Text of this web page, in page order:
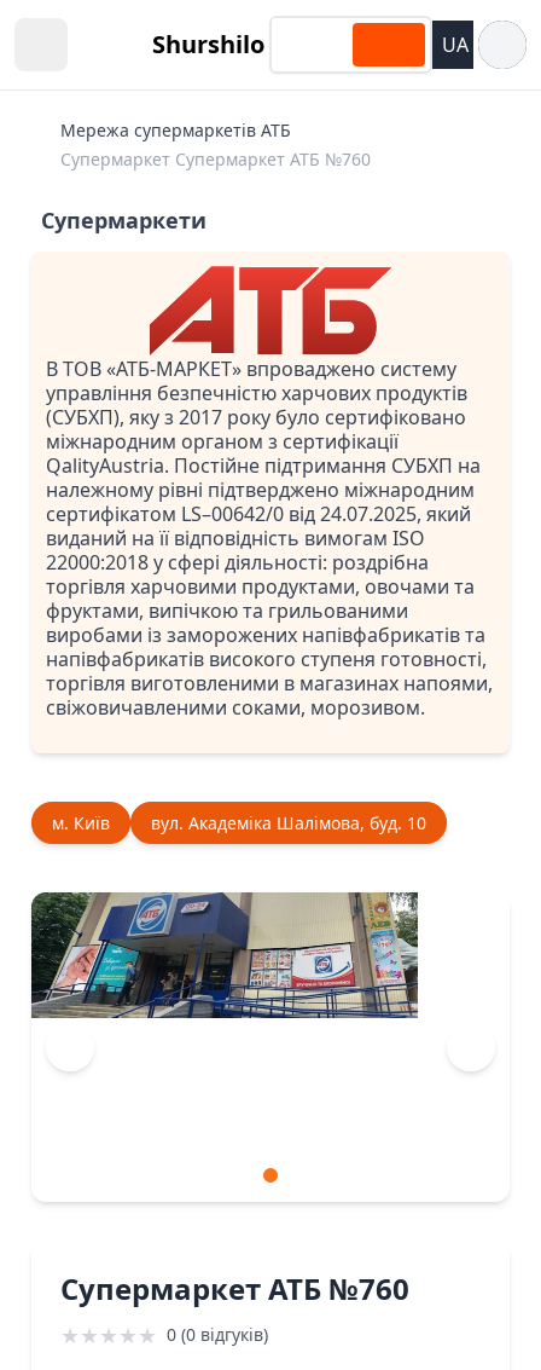
Shurshilo UA
Мережа супермаркетів АТБ
Супермаркет Супермаркет АТБ №760
Супермаркети
В ТОВ «АТБ-МАРКЕТ» впроваджено систему
управління безпечністю харчових продуктів
(СУБХП), яку з 2017 року було сертифіковано
міжнародним органом з сертифікації
QalityAustria. Постійне підтримання СУБХП на
належному рівні підтверджено міжнародним
сертифікатом LS–00642/0 від 24.07.2025, який
виданий на її відповідність вимогам ISO
22000:2018 у сфері діяльності: роздрібна
торгівля харчовими продуктами, овочами та
фруктами, випічкою та грильованими
виробами із заморожених напівфабрикатів та
напівфабрикатів високого ступеня готовності,
торгівля виготовленими в магазинах напоями,
свіжовичавленими соками, морозивом.
м. Київ вул. Академіка Шалімова, буд. 10
Супермаркет АТБ №760
★★★★★ 0 (0 відгуків)